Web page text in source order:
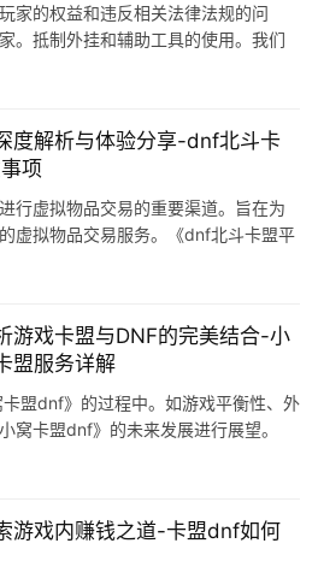
家的权益和违反相关法律法规的问
。抵制外挂和辅助工具的使用。我们
度解析与体验分享-dnf北斗卡
项
行虚拟物品交易的重要渠道。旨在为
虚拟物品交易服务。《dnf北斗卡盟平
游戏卡盟与DNF的完美结合-小
盟服务详解
盟dnf》的过程中。如游戏平衡性、外
窝卡盟dnf》的未来发展进行展望。
游戏内赚钱之道-卡盟dnf如何